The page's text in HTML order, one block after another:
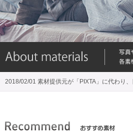
2018/02/01 素材提供元が「PIXTA」に代わり